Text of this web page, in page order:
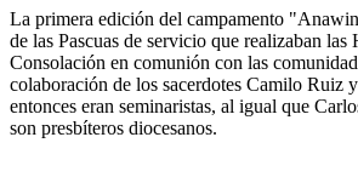
La primera edición del campamento
de las Pascuas de servicio que realizaban las
Consolación en comunión con las
colaboración de los sacerdotes Camilo Ruiz
entonces eran seminaristas, al igual que
son presbíteros diocesanos.